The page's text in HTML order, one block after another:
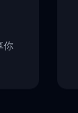
你